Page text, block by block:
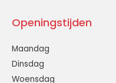
Openingstijden
Maandag
Dinsdag
Woensdag